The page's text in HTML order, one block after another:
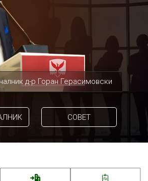
д-р Горан Герасимовски
СОВЕТ